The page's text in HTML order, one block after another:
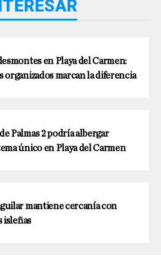
en Playa del Carmen:
organizados marcan la diferencia
Palmas 2 podría albergar
único en Playa del Carmen
mantiene cercanía con
isleñas